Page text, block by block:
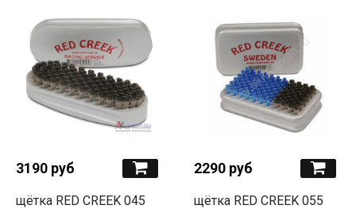
3190 руб
щётка RED CREEK 045
2290 руб
щётка RED CREEK 055